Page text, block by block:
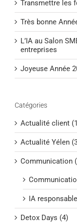
Transmettre les
Très bonne
L’IA au Salon
entreprises
Joyeuse Année
Catégories
Actualité client
Actualité Yélen
Communication
IA
Detox Days (4)